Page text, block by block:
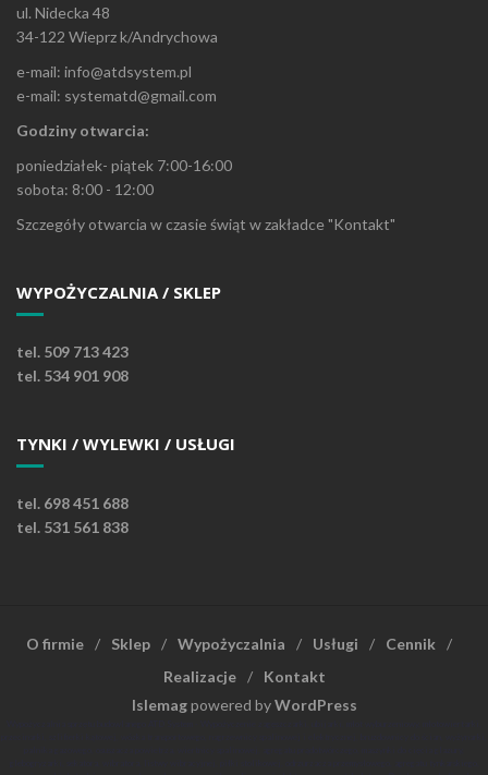
ul. Nidecka 48
34-122 Wieprz k/Andrychowa
e-mail: info@atdsystem.pl
e-mail: systematd@gmail.com
Godziny otwarcia:
poniedziałek- piątek 7:00-16:00
sobota: 8:00 - 12:00
Szczegóły otwarcia w czasie świąt w zakładce "Kontakt"
WYPOŻYCZALNIA / SKLEP
tel. 509 713 423
tel. 534 901 908
TYNKI / WYLEWKI / USŁUGI
tel. 698 451 688
tel. 531 561 838
O firmie Sklep Wypożyczalnia Usługi
Cennik
Realizacje
Kontakt
Islemagpowered byWordPress